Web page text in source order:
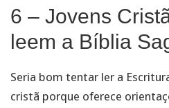
6 – Jovens
leem a Bíblia
Seria bom tentar ler a
cristã porque oferece